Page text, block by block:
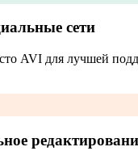
сети
AVI для лучшей